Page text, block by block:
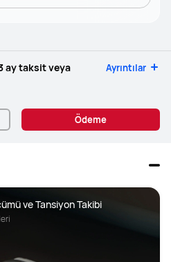
x 3 ay taksit veya
Ayrıntılar
Ödeme
ve Tansiyon Takibi